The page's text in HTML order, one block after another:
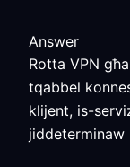
Answer
Rotta VPN
tqabbel
klijent, is-
jiddeterminaw